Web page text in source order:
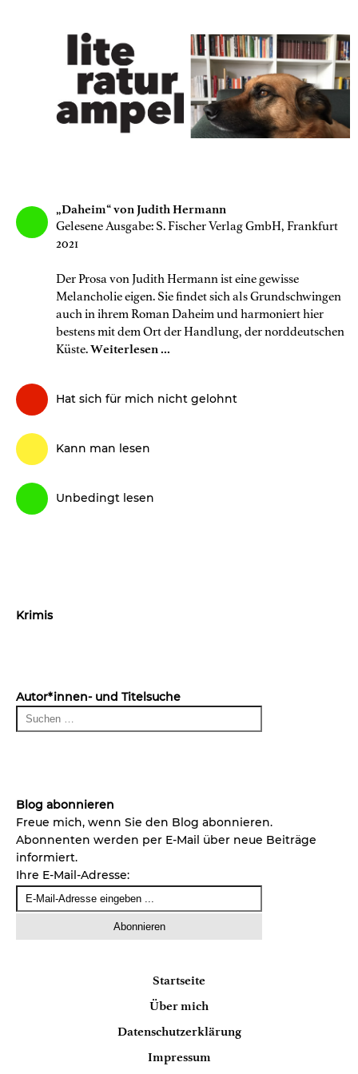
„Daheim“ von Judith Hermann
Gelesene Ausgabe: S. Fischer Verlag GmbH, Frankfurt
2021
Der Prosa von Judith Hermann ist eine gewisse
Melancholie eigen. Sie findet sich als Grundschwingen
auch in ihrem Roman Daheim und harmoniert hier
bestens mit dem Ort der Handlung, der norddeutschen
Küste.Weiterlesen ...
Hat sich für mich nicht gelohnt
Kann man lesen
Unbedingt lesen
Krimis
Autor*innen- und Titelsuche
Blog abonnieren
Freue mich, wenn Sie den Blog abonnieren.
Abonnenten werden per E-Mail über neue Beiträge
informiert.
Ihre E-Mail-Adresse:
Startseite
Über mich
Datenschutzerklärung
Impressum